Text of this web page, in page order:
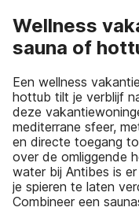
Wellness
sauna of
Een wellness
hottub tilt je verblijf
deze
mediterrane sfeer,
en directe toegang
over de omliggende
water bij Antibes is
je spieren te laten
Combineer een